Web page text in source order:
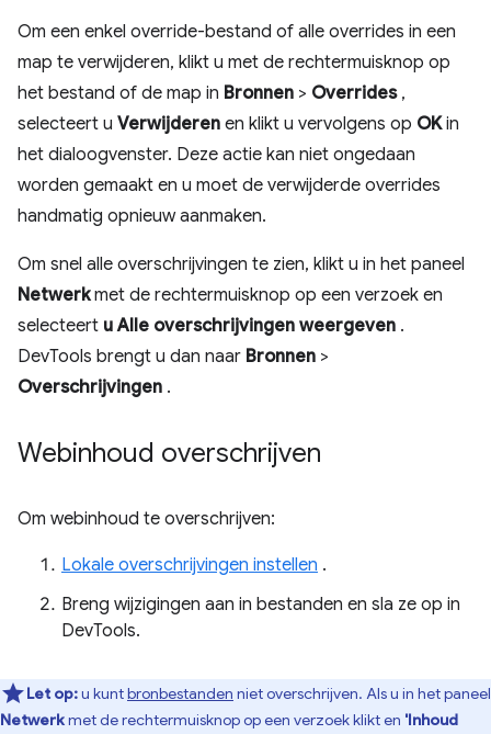
Om een ​​enkel override-bestand of alle overrides in een
map te verwijderen, klikt u met de rechtermuisknop op
het bestand of de map in Bronnen > Overrides,
selecteert u Verwijderen en klikt u vervolgens op OKin
het dialoogvenster. Deze actie kan niet ongedaan
worden gemaakt en u moet de verwijderde overrides
handmatig opnieuw aanmaken.
Om snel alle overschrijvingen te zien, klikt u in het paneel
Netwerkmet de rechtermuisknop op een verzoek en
selecteert u Alle overschrijvingen weergeven .
DevTools brengt u dan naar Bronnen >
Overschrijvingen .
Webinhoud overschrijven
Om webinhoud te overschrijven:
Lokale overschrijvingen instellen .
Breng wijzigingen aan in bestanden en sla ze op in
DevTools.
Let op:u kuntbronbestanden niet overschrijven. Als u in het paneel
Netwerkmet de rechtermuisknop op een verzoek klikt en 'Inhoud